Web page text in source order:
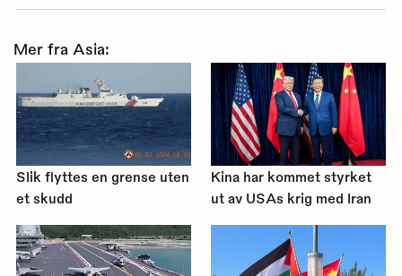
Mer fra Asia:
Slik flyttes en grense uten
et skudd
Kina har kommet styrket
ut av USAs krig med Iran